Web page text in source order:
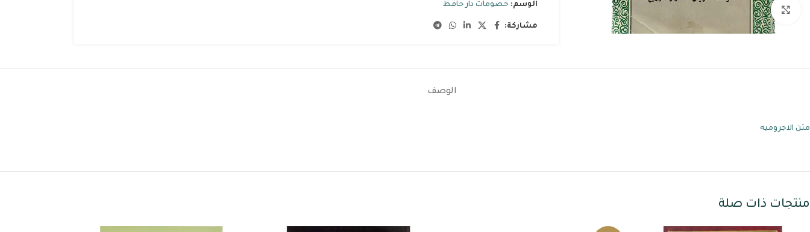
اضغط للتكبير
الوسم: خصومات دار حافظ
مشاركة:
الوصف
متن الاجروميه
منتجات ذات صلة